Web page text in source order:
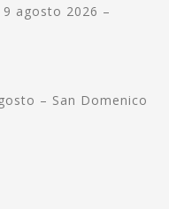
agosto 2026 –
– San Domenico